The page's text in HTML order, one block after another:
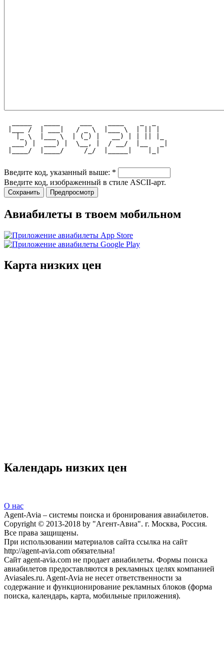
|___ /  | ___|   / _ \  |___ \  | || |
   |_ \  |___ \  | (_) |   __) | | || |_
  ___) |  ___) |  \__, |  / __/  |__   _|
|____/  |____/     /_/  |_____|    |_|
Введите код, указанный выше: *
Введите код, изображенный в стиле ASCII-арт.
Авиабилеты в твоем мобильном
Карта низких цен
Календарь низких цен
О нас
Agent-Avia – системы поиска и бронирования авиабилетов.
Copyright © 2013-2018 by "Агент-Авиа". г. Москва, Россия.
Все права защищены.
При использовании материалов сайта ссылка на сайт
http://agent-avia.com обязательна!
Сайт agent-avia.com не продает авиабилеты. Формы поиска
авиабилетов предоставляются в рекламных целях компанией
Aviasales.ru. Agent-Avia не несет ответственности за
содержание и функционирование рекламных блоков (форма
поиска, календарь, карта, мобильные приложения).